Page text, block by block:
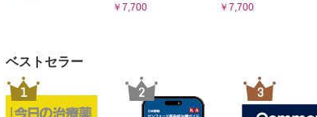
￥7,700 ￥7,700
ベストセラー
1 2 3